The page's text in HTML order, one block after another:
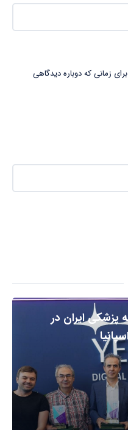
زمانی که دوباره دیدگاهی
پزشکی ایران در